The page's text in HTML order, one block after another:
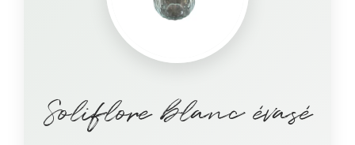
Soliflore blanc évasé